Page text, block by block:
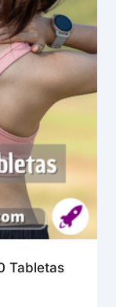
Tabletas